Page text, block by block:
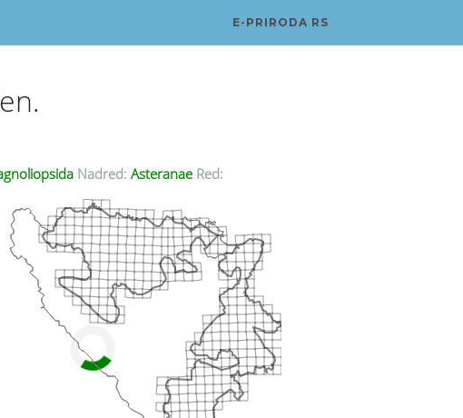
E-PRIRODA RS
Nadred: Asteranae Red: